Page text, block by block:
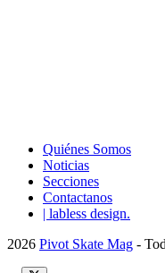
Quiénes Somos
Noticias
Secciones
Contactanos
| labless design.
2026 Pivot Skate Mag -